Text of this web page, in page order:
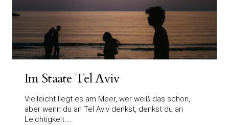
Im Staate Tel Aviv
Vielleicht liegt es am Meer, wer weiß das schon,
aber wenn du an Tel Aviv denkst, denkst du an
Leichtigkeit.…